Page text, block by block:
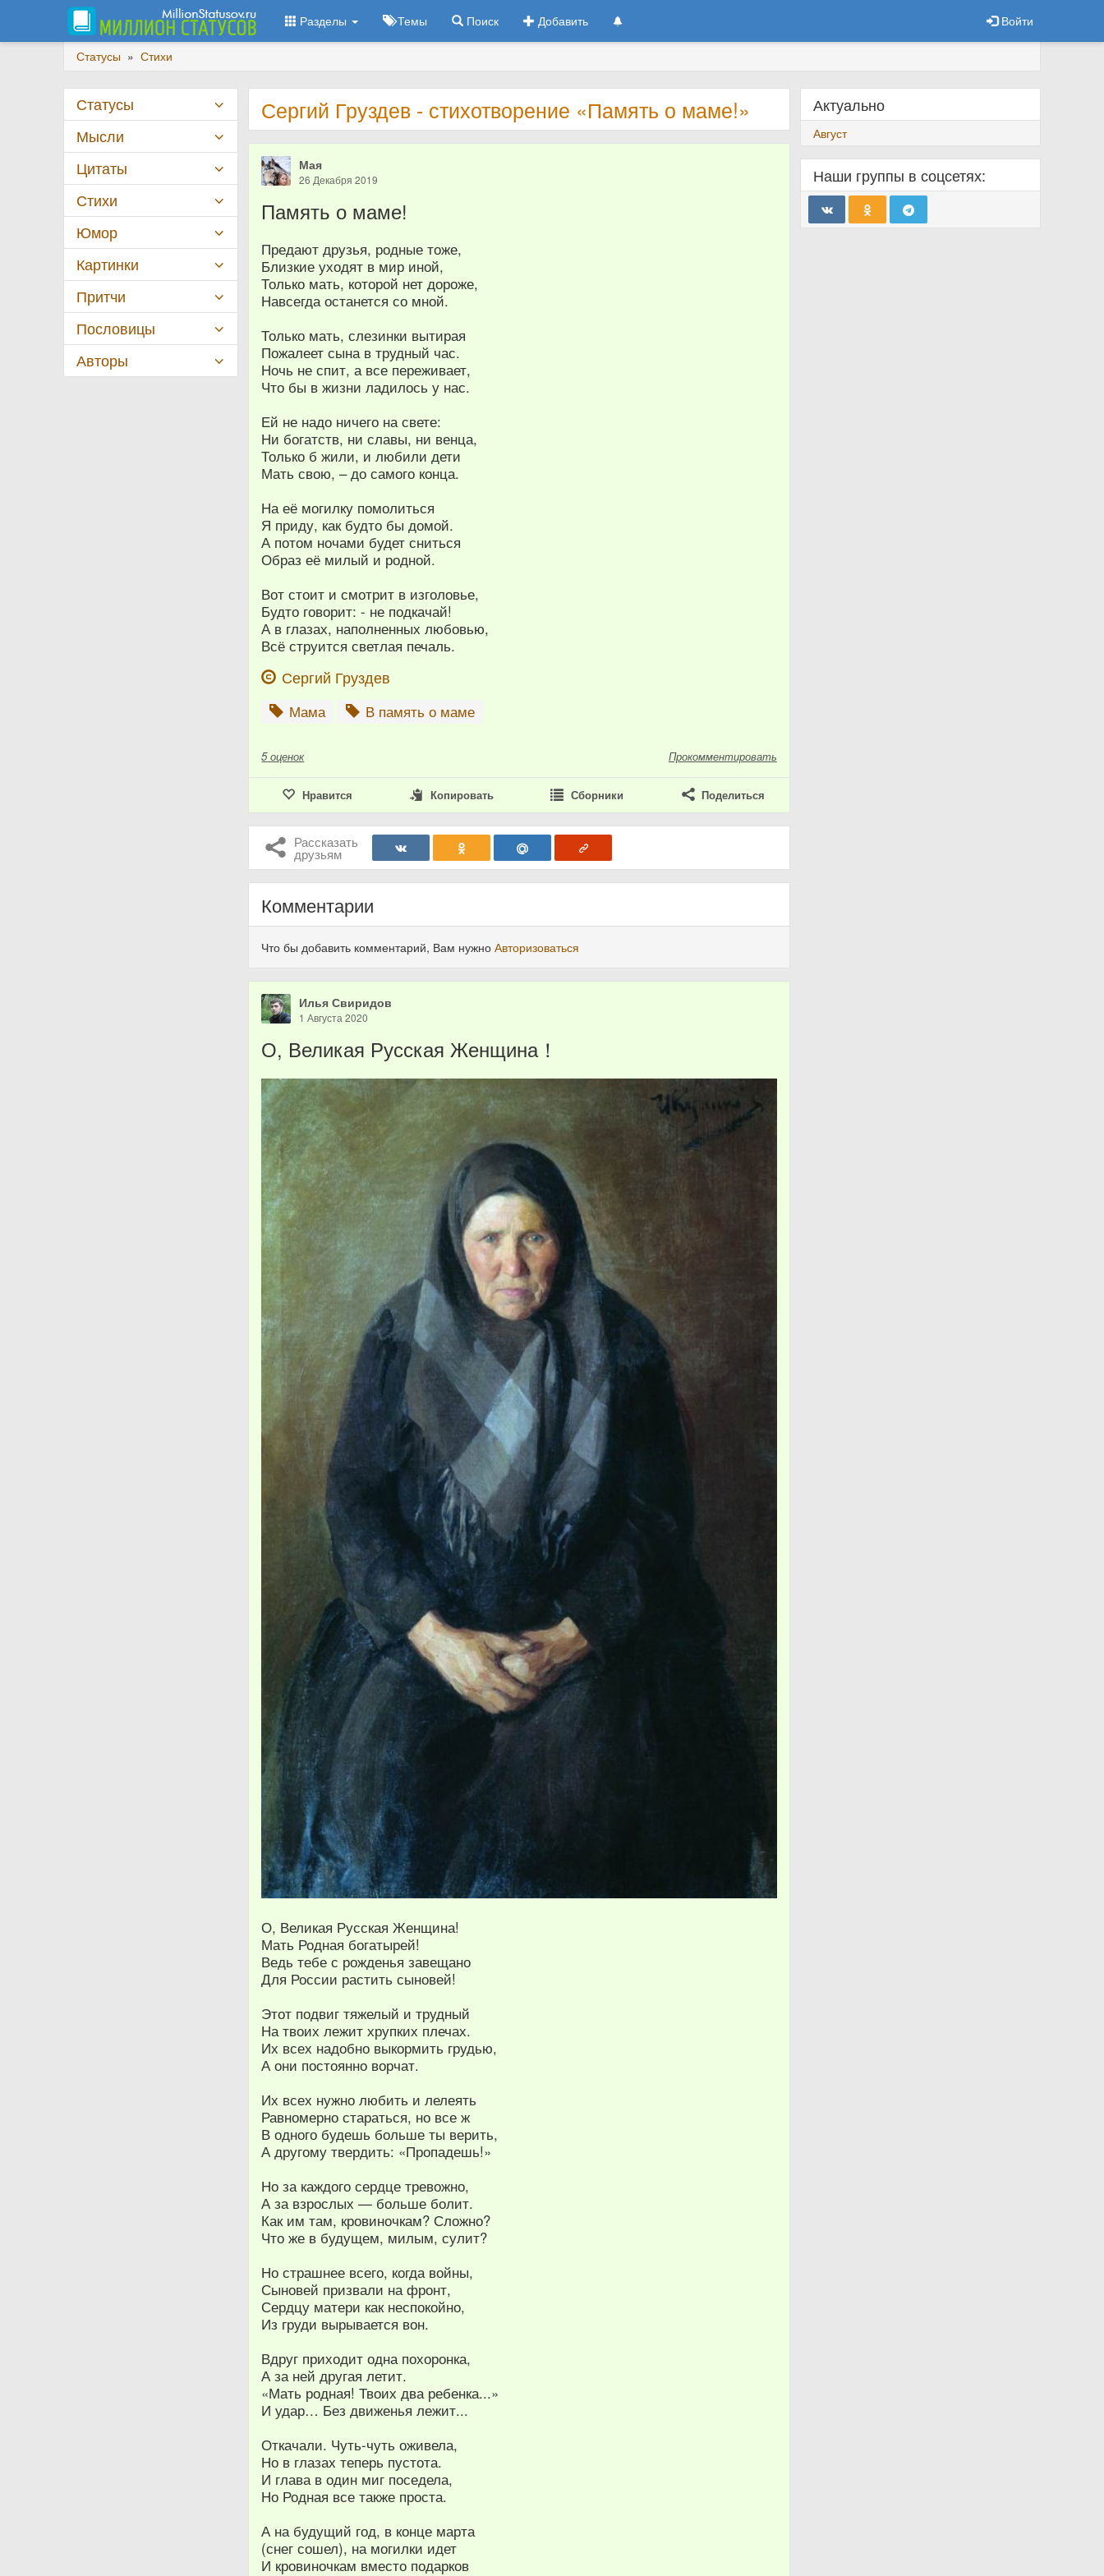
Разделы Темы Поиск Добавить Войти
Статусы » Стихи
Сергий Груздев - стихотворение «Память о маме!»
Мая
26 Декабря 2019
Память о маме!
Предают друзья, родные тоже,
Близкие уходят в мир иной,
Только мать, которой нет дороже,
Навсегда останется со мной.
Только мать, слезинки вытирая
Пожалеет сына в трудный час.
Ночь не спит, а все переживает,
Что бы в жизни ладилось у нас.
Ей не надо ничего на свете:
Ни богатств, ни славы, ни венца,
Только б жили, и любили дети
Мать свою, – до самого конца.
На её могилку помолиться
Я приду, как будто бы домой.
А потом ночами будет сниться
Образ её милый и родной.
Вот стоит и смотрит в изголовье,
Будто говорит: - не подкачай!
А в глазах, наполненных любовью,
Всё струится светлая печаль.
Сергий Груздев
Мама В память о маме
5 оценок Прокомментировать
Нравится Копировать Сборники Поделиться
Рассказать
друзьям
Комментарии
Что бы добавить комментарий, Вам нужноАвторизоваться
Илья Свиридов
1 Августа 2020
О, Великая Русская Женщина！
О, Великая Русская Женщина!
Мать Родная богатырей!
Ведь тебе с рожденья завещано
Для России растить сыновей!
Этот подвиг тяжелый и трудный
На твоих лежит хрупких плечах.
Их всех надобно выкормить грудью,
А они постоянно ворчат.
Их всех нужно любить и лелеять
Равномерно стараться, но все ж
В одного будешь больше ты верить,
А другому твердить: «Пропадешь!»
Но за каждого сердце тревожно,
А за взрослых — больше болит.
Как им там, кровиночкам? Сложно?
Что же в будущем, милым, сулит?
Но страшнее всего, когда войны,
Сыновей призвали на фронт,
Сердцу матери как неспокойно,
Из груди вырывается вон.
Вдруг приходит одна похоронка,
А за ней другая летит.
«Мать родная! Твоих два ребенка...»
И удар… Без движенья лежит...
Откачали. Чуть-чуть оживела,
Но в глазах теперь пустота.
И глава в один миг поседела,
Но Родная все также проста.
А на будущий год, в конце марта
(снег сошел), на могилки идет
И кровиночкам вместо подарков
Актуально
Август
Наши группы в соцсетях:
Статусы
Мысли
Цитаты
Стихи
Юмор
Картинки
Притчи
Пословицы
Авторы